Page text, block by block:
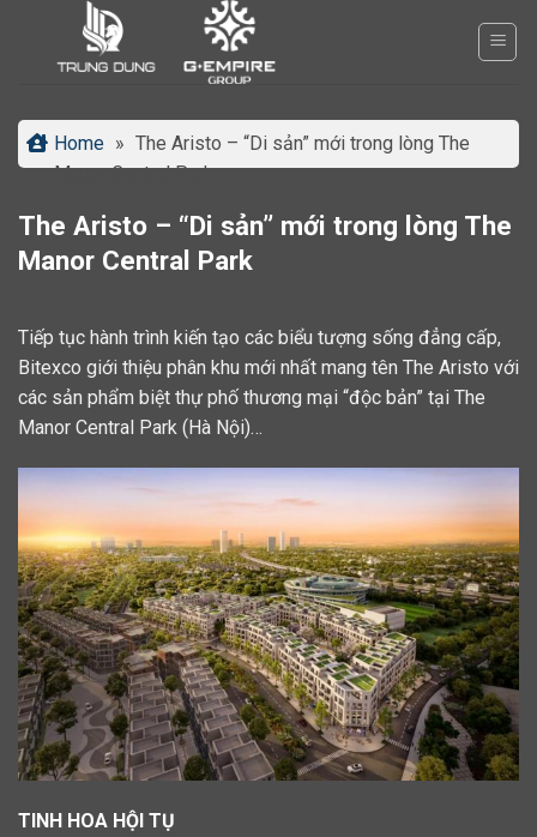
Home » The Aristo – “Di sản” mới trong lòng The
Manor Central Park
The Aristo – “Di sản” mới trong lòng The
Manor Central Park
Tiếp tục hành trình kiến tạo các biểu tượng sống đẳng cấp,
Bitexco giới thiệu phân khu mới nhất mang tên The Aristo với
các sản phẩm biệt thự phố thương mại “độc bản” tại The
Manor Central Park (Hà Nội)…
TINH HOA HỘI TỤ